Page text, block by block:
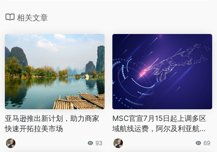
相关文章
亚马逊推出新计划，助力商家
快速开拓拉美市场
93
MSC官宣7月15日起上调多区
域航线运费，阿尔及利亚航线
涨幅居前
69